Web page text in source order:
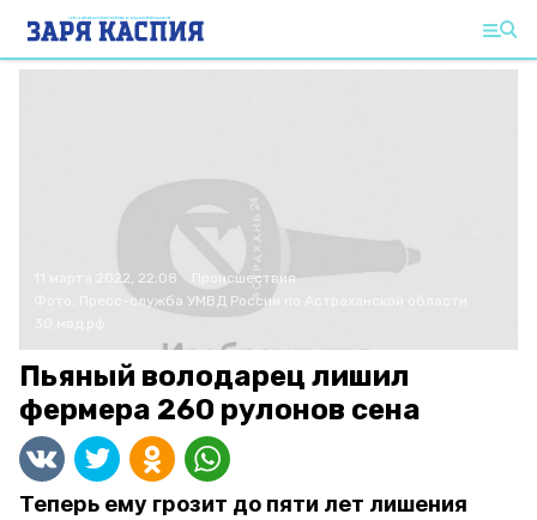
11 марта 2022, 22:08
Происшествия
Пресс-служба УМВД России по Астраханской области
Пьяный володарец лишил
фермера 260 рулонов сена
Теперь ему грозит до пяти лет лишения